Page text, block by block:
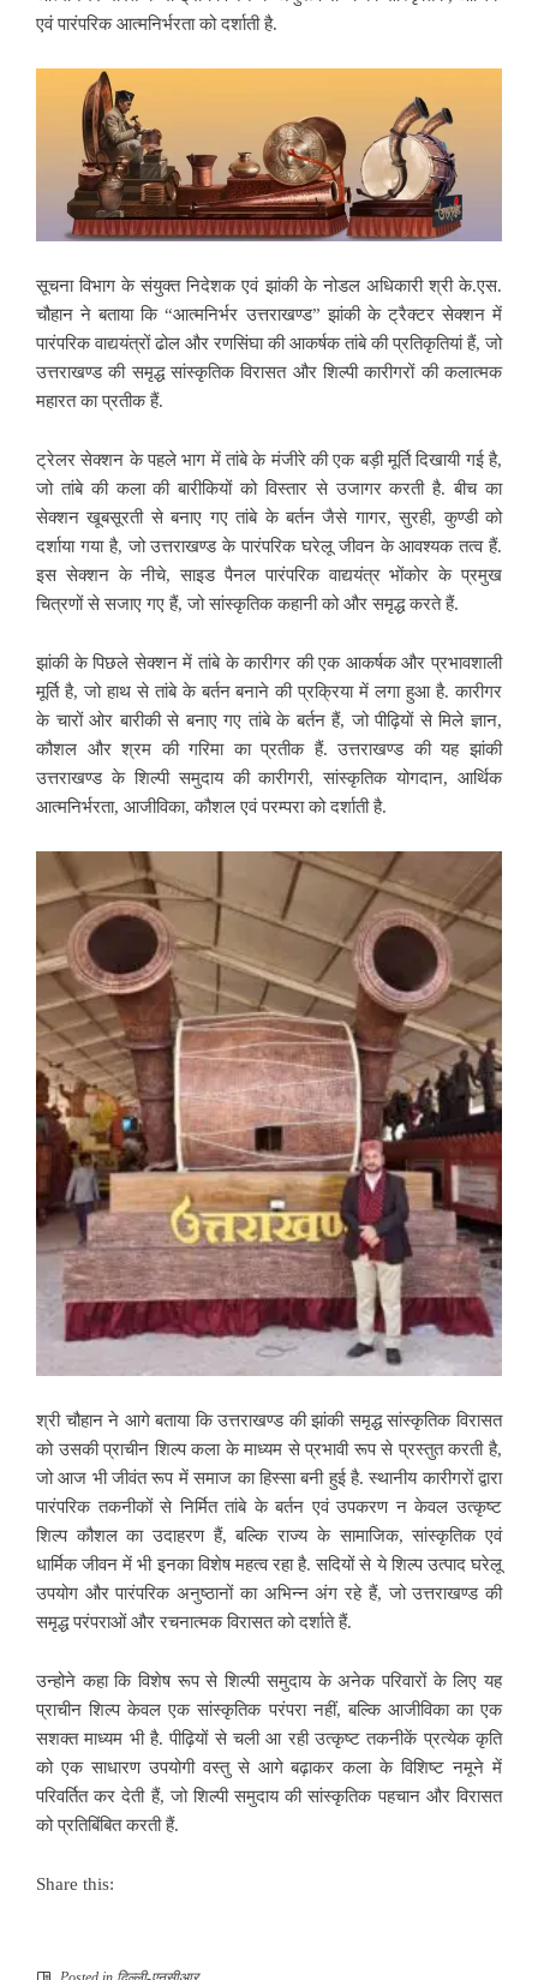
एवं पारंपरिक आत्मनिर्भरता को दर्शाती है.
सूचना विभाग के संयुक्त निदेशक एवं झांकी के नोडल अधिकारी श्री के.एस.
चौहान ने बताया कि “आत्मनिर्भर उत्तराखण्ड” झांकी के ट्रैक्टर सेक्शन में
पारंपरिक वाद्ययंत्रों ढोल और रणसिंघा की आकर्षक तांबे की प्रतिकृतियां हैं, जो
उत्तराखण्ड की समृद्ध सांस्कृतिक विरासत और शिल्पी कारीगरों की कलात्मक
महारत का प्रतीक हैं.
ट्रेलर सेक्शन के पहले भाग में तांबे के मंजीरे की एक बड़ी मूर्ति दिखायी गई है,
जो तांबे की कला की बारीकियों को विस्तार से उजागर करती है. बीच का
सेक्शन खूबसूरती से बनाए गए तांबे के बर्तन जैसे गागर, सुरही, कुण्डी को
दर्शाया गया है, जो उत्तराखण्ड के पारंपरिक घरेलू जीवन के आवश्यक तत्व हैं.
इस सेक्शन के नीचे, साइड पैनल पारंपरिक वाद्ययंत्र भोंकोर के प्रमुख
चित्रणों से सजाए गए हैं, जो सांस्कृतिक कहानी को और समृद्ध करते हैं.
झांकी के पिछले सेक्शन में तांबे के कारीगर की एक आकर्षक और प्रभावशाली
मूर्ति है, जो हाथ से तांबे के बर्तन बनाने की प्रक्रिया में लगा हुआ है. कारीगर
के चारों ओर बारीकी से बनाए गए तांबे के बर्तन हैं, जो पीढ़ियों से मिले ज्ञान,
कौशल और श्रम की गरिमा का प्रतीक हैं. उत्तराखण्ड की यह झांकी
उत्तराखण्ड के शिल्पी समुदाय की कारीगरी, सांस्कृतिक योगदान, आर्थिक
आत्मनिर्भरता, आजीविका, कौशल एवं परम्परा को दर्शाती है.
श्री चौहान ने आगे बताया कि उत्तराखण्ड की झांकी समृद्ध सांस्कृतिक विरासत
को उसकी प्राचीन शिल्प कला के माध्यम से प्रभावी रूप से प्रस्तुत करती है,
जो आज भी जीवंत रूप में समाज का हिस्सा बनी हुई है. स्थानीय कारीगरों द्वारा
पारंपरिक तकनीकों से निर्मित तांबे के बर्तन एवं उपकरण न केवल उत्कृष्ट
शिल्प कौशल का उदाहरण हैं, बल्कि राज्य के सामाजिक, सांस्कृतिक एवं
धार्मिक जीवन में भी इनका विशेष महत्व रहा है. सदियों से ये शिल्प उत्पाद घरेलू
उपयोग और पारंपरिक अनुष्ठानों का अभिन्न अंग रहे हैं, जो उत्तराखण्ड की
समृद्ध परंपराओं और रचनात्मक विरासत को दर्शाते हैं.
उन्होने कहा कि विशेष रूप से शिल्पी समुदाय के अनेक परिवारों के लिए यह
प्राचीन शिल्प केवल एक सांस्कृतिक परंपरा नहीं, बल्कि आजीविका का एक
सशक्त माध्यम भी है. पीढ़ियों से चली आ रही उत्कृष्ट तकनीकें प्रत्येक कृति
को एक साधारण उपयोगी वस्तु से आगे बढ़ाकर कला के विशिष्ट नमूने में
परिवर्तित कर देती हैं, जो शिल्पी समुदाय की सांस्कृतिक पहचान और विरासत
को प्रतिबिंबित करती हैं.
Share this: